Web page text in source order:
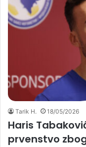
Tarik H. 18/05/2026
Haris
prvenstvo